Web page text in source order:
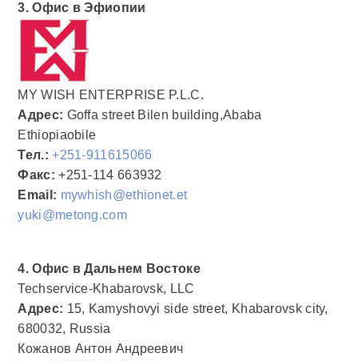
3. Офис в Эфиопии
MY WISH ENTERPRISE P.L.C.
Адрес: Goffa street Bilen building,Ababa
Ethiopiaobile
Тел.: +251-911615066
Факс: +251-114 663932
Email: mywhish@ethionet.et
yuki@metong.com
4. Офис в Дальнем Востоке
Techservice-Khabarovsk, LLC
Адрес: 15, Kamyshovyi side street, Khabarovsk city,
680032, Russia
Кожанов Антон Андреевич